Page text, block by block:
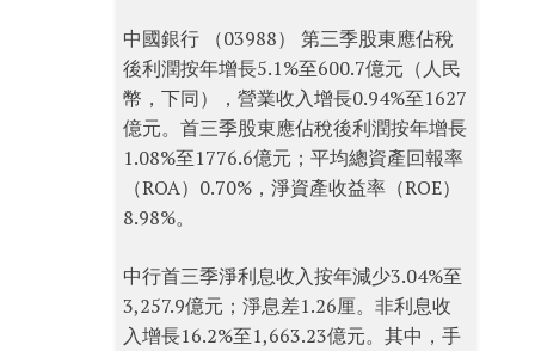
中國銀行 （03988） 第三季股東應佔稅
後利潤按年增長5.1%至600.7億元（人民
幣，下同），營業收入增長0.94%至1627
億元。首三季股東應佔稅後利潤按年增長
1.08%至1776.6億元；平均總資產回報率
（ROA）0.70%，淨資產收益率（ROE）
8.98%。
中行首三季淨利息收入按年減少3.04%至
3,257.9億元；淨息差1.26厘。非利息收
入增長16.2%至1,663.23億元。其中，手